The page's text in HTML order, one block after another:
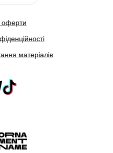
оферти
матеріалів